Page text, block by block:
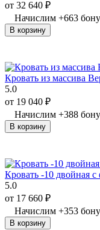
от 32 640 ₽
Начислим +663
В корзину
Кровать из массива
5.0
от 19 040 ₽
Начислим +388
В корзину
Кровать -10 двойная
5.0
от 17 660 ₽
Начислим +353
В корзину